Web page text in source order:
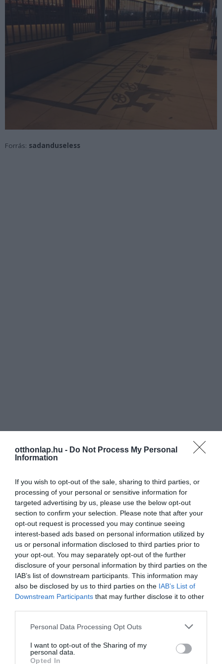
otthonlap.hu - Do Not Process My Personal
Information
If you wish to opt-out of the sale, sharing to third parties, or
processing of your personal or sensitive information for
targeted advertising by us, please use the below opt-out
section to confirm your selection. Please note that after your
opt-out request is processed you may continue seeing
interest-based ads based on personal information utilized by
us or personal information disclosed to third parties prior to
your opt-out. You may separately opt-out of the further
disclosure of your personal information by third parties on the
IAB’s list of downstream participants. This information may
also be disclosed by us to third parties on the IAB’s List of
Downstream Participants that may further disclose it to other
Please note that this website/app uses one or more Google
not limited to your visit or usage behaviour. You may click to
grant or deny consent to Google and its third-party tags to
Personal Data Processing Opt Outs
I want to opt-out of the Sharing of my
personal data.
Opted In
Forrás: sadanduseless